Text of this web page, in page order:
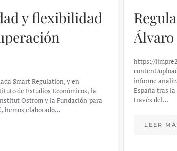
y flexibilidad
Smart Regulation, y en
de Estudios Económicos, la
Ostrom y la Fundación para
hemos elaborado…
https://
content/
informe
España tras
través del…
LEER